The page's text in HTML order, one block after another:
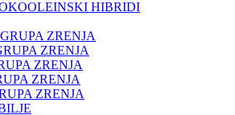
HIBRIDI
ZRENJA
ZRENJA
ZRENJA
ZRENJA
ZRENJA